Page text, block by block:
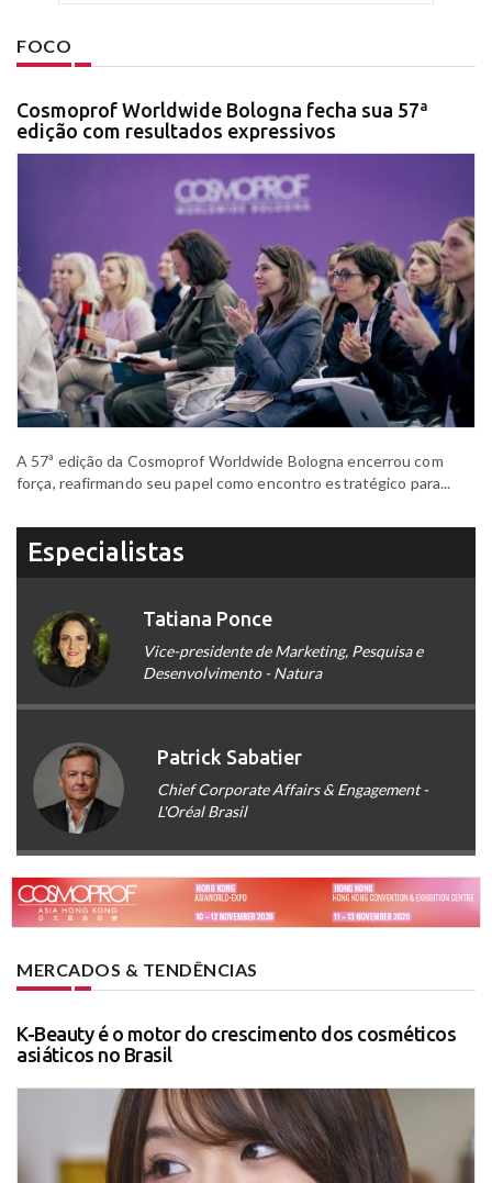
FOCO
Cosmoprof Worldwide Bologna fecha sua 57ª
edição com resultados expressivos
A 57ª edição da Cosmoprof Worldwide Bologna encerrou com
força, reafirmando seu papel como encontro estratégico para...
Especialistas
Tatiana Ponce
Vice-presidente de Marketing, Pesquisa e
Desenvolvimento - Natura
Patrick Sabatier
Chief Corporate Affairs & Engagement -
L'Oréal Brasil
MERCADOS & TENDÊNCIAS
K-Beauty é o motor do crescimento dos cosméticos
asiáticos no Brasil